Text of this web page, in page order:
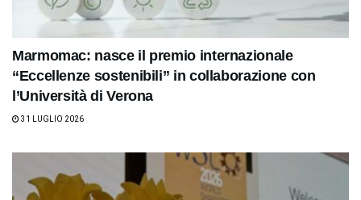
Marmomac: nasce il premio internazionale
“Eccellenze sostenibili” in collaborazione con
l’Università di Verona
31 LUGLIO 2026